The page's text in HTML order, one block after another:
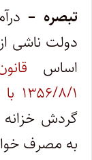
تبصره –
دولت ناشی
اساس
۱۳۵۶/۸/۱ با اصلاحات و الحاقات بعدی
گردش خزانه
به مصرف